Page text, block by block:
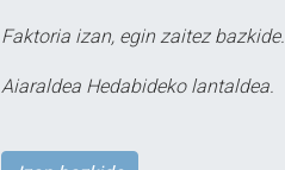
Faktoria izan, egin zaitez bazkide.
Aiaraldea Hedabideko lantaldea.